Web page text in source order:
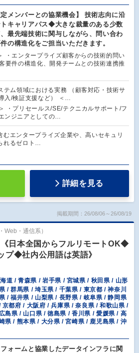
定メンバーとの協業機会】 技術志向に沿
キャリアパス◆大きな裁量のある少数
最先端技術に関与しながら、問い合わ
の構造化をご担当いただきます。
・エンタープライズ顧客からの技術的問い
要件の構造化、開発チームとの技術連携推
テム領域における実務 （顧客対応・技術サ
入/検証支援など） ＜…
・プリセールス/SE/テクニカルサポート/フ
ンジニアとしての…
むエンタープライズ企業や、高いセキュリ
れるゼロト…
詳細を見る
掲載期間：26/08/06～26/08/19
Web・通信系）
日本全国からフルリモートOK◆
プ◆社内公用語は英語》
道 / 青森県 / 岩手県 / 宮城県 / 秋田県 / 山形
/ 群馬県 / 埼玉県 / 千葉県 / 東京都 / 神奈川
/ 福井県 / 山梨県 / 長野県 / 岐阜県 / 静岡県
都府 / 大阪府 / 兵庫県 / 奈良県 / 和歌山県 /
島県 / 山口県 / 徳島県 / 香川県 / 愛媛県 / 高
県 / 熊本県 / 大分県 / 宮崎県 / 鹿児島県 / 沖
フォームと協業したデータインフラに関